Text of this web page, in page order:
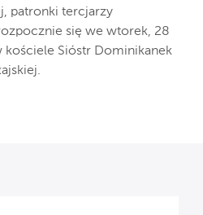
patronki tercjarzy
się we wtorek, 28
kościele Sióstr Dominikanek